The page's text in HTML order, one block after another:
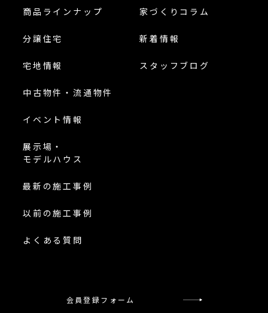
商品ラインナップ
分譲住宅
宅地情報
中古物件・流通物件
イベント情報
展示場・
モデルハウス
最新の施工事例
以前の施工事例
よくある質問
家づくりコラム
新着情報
スタッフブログ
会員登録フォーム